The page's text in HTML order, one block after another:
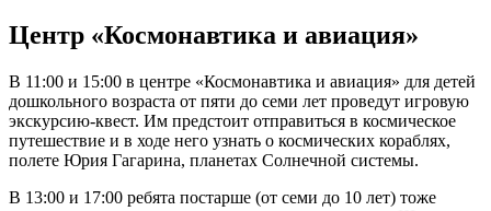
Центр «Космонавтика и авиация»
В 11:00 и 15:00 в центре «Космонавтика и авиация» для детей
дошкольного возраста от пяти до семи лет проведут игровую
экскурсию-квест. Им предстоит отправиться в космическое
путешествие и в ходе него узнать о космических кораблях,
полете Юрия Гагарина, планетах Солнечной системы.
В 13:00 и 17:00 ребята постарше (от семи до 10 лет) тоже